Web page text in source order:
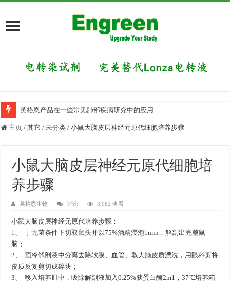
英格恩产品在一些常见肺部疾病研究中的应用
主页 / 其它 / 未分类 / 小鼠大脑皮层神经元原代细胞培养步骤
小鼠大脑皮层神经元原代细胞培
养步骤
英格恩生物 评论 3,082 查看
小鼠大脑皮层神经元原代培养步骤：
1、 于无菌条件下切取鼠头并以75%酒精浸泡1min，解剖出完整鼠
脑；
2、 预冷解剖液中分离去除软膜、血管、取大脑皮质漂洗，用眼科剪将
皮质反复剪切成碎块；
3、 移入培养皿中，吸除解剖液加入0.25%胰蛋白酶2m1，37℃培养箱